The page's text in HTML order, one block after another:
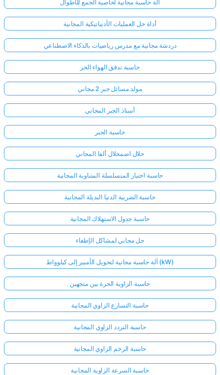
آلة حاسبة مجانية لخاصية الجمع للأطوال
أداة حل العمليات الأديباتيكية المجانية
دردشة مجانية مع مدرس رياضيات بالذكاء الاصطناعي
حاسبة تدفق الهواء الحر
مولد مسائل جبر 2 مجاني
أستاذ الجبر المجاني
حاسبة الجبر
حلال اضمحلال ألفا المجاني
حاسبة اختبار المتسلسلة المتناوبة المجانية
حاسبة الضريبة الدنيا البديلة المجانية
حاسبة جدول الاستهلاك المجانية
حل مجاني لمشاكل الإطفاء
آلة حاسبة مجانية لتحويل الأمبير إلى كيلوواط (kW)
حاسبة الزاوية الحرة بين متجهين
حاسبة التسارع الزاوي المجانية
حاسبة التردد الزاوي المجانية
حاسبة الزخم الزاوي المجانية
حاسبة السرعة الزاوية المجانية